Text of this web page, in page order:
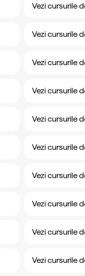
Vezi cursurile
Vezi cursurile
Vezi cursurile
Vezi cursurile
Vezi cursurile
Vezi cursurile
Vezi cursurile
Vezi cursurile
Vezi cursurile
Vezi cursurile